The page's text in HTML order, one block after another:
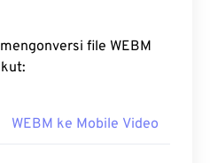
file WEBM
WEBM ke Mobile Video